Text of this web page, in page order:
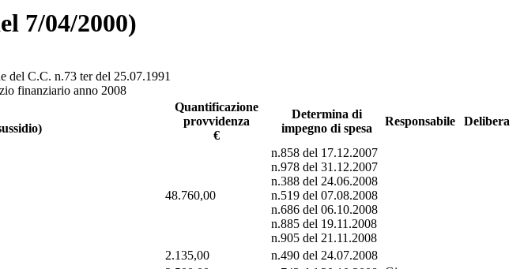
7/04/2000)
del C.C. n.73 ter del 25.07.1991
finanziario anno 2008
Quantificazione
provvidenza
€
Determina di
impegno di spesa
Responsabile Delibera
48.760,00
n.858 del 17.12.2007
n.978 del 31.12.2007
n.388 del 24.06.2008
n.519 del 07.08.2008
n.686 del 06.10.2008
n.885 del 19.11.2008
n.905 del 21.11.2008
2.135,00
n.490 del 24.07.2008